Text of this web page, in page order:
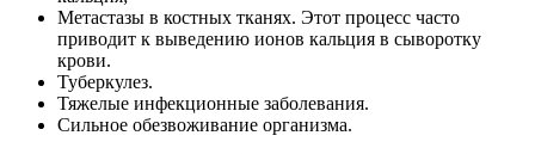
Метастазы в костных тканях. Этот процесс часто
приводит к выведению ионов кальция в сыворотку
крови.
Туберкулез.
Тяжелые инфекционные заболевания.
Сильное обезвоживание организма.